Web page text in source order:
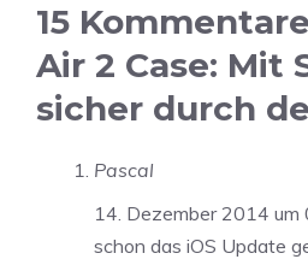
15
Air 2 Case: Mit
sicher durch
Pascal
14. Dezember 2014 um
schon das iOS Update